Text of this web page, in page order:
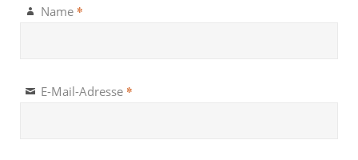
Name *
E-Mail-Adresse *